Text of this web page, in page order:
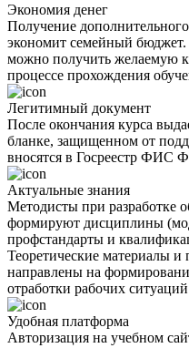
Экономия денег
Получение
экономит семейный
можно получить желаемую
процессе прохождения
Легитимный документ
После окончания курса
бланке, защищенном от
вносятся в Госреестр ФИС
Актуальные знания
Методисты при разработке
формируют дисциплины
профстандарты и
Теоретические материалы и
направлены на
отработки рабочих
Удобная платформа
Авторизация на учебном